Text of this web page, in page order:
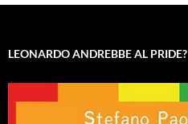
LEONARDO ANDREBBE AL PRIDE?